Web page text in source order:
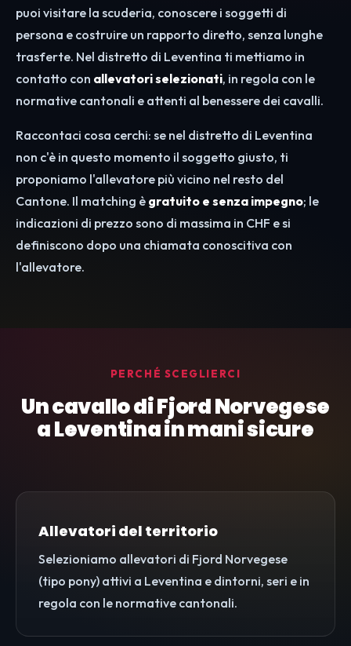
puoi visitare la scuderia, conoscere i soggetti di
persona e costruire un rapporto diretto, senza lunghe
trasferte. Nel distretto di Leventina ti mettiamo in
contatto con allevatori selezionati, in regola con le
normative cantonali e attenti al benessere dei cavalli.
Raccontaci cosa cerchi: se nel distretto di Leventina
non c'è in questo momento il soggetto giusto, ti
proponiamo l'allevatore più vicino nel resto del
Cantone. Il matching è gratuito e senza impegno; le
indicazioni di prezzo sono di massima in CHF e si
definiscono dopo una chiamata conoscitiva con
l'allevatore.
PERCHÉ SCEGLIERCI
Un cavallo di Fjord Norvegese
a Leventina in mani sicure
Allevatori del territorio
Selezioniamo allevatori di Fjord Norvegese
(tipo pony) attivi a Leventina e dintorni, seri e in
regola con le normative cantonali.